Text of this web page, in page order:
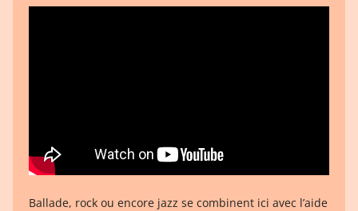
Ballade, rock ou encore jazz se combinent ici avec l’aide